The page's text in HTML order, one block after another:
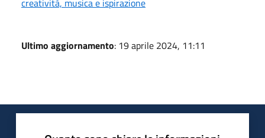
creatività, musica e ispirazione
Ultimo aggiornamento: 19 aprile 2024, 11:11